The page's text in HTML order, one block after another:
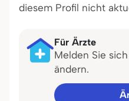
diesem Profil nicht
Für Ärzte
Melden Sie
ändern.